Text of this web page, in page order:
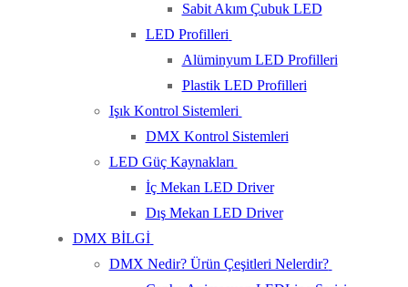
Sabit Akım Çubuk LED
LED Profilleri
Alüminyum LED Profilleri
Plastik LED Profilleri
Işık Kontrol Sistemleri
DMX Kontrol Sistemleri
LED Güç Kaynakları
İç Mekan LED Driver
Dış Mekan LED Driver
DMX BİLGİ
DMX Nedir? Ürün Çeşitleri Nelerdir?